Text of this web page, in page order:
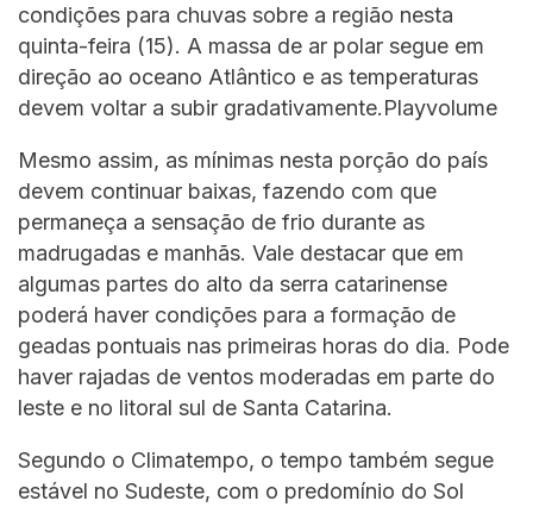
condições para chuvas sobre a região nesta
quinta-feira (15). A massa de ar polar segue em
direção ao oceano Atlântico e as temperaturas
devem voltar a subir gradativamente.Playvolume
Mesmo assim, as mínimas nesta porção do país
devem continuar baixas, fazendo com que
permaneça a sensação de frio durante as
madrugadas e manhãs. Vale destacar que em
algumas partes do alto da serra catarinense
poderá haver condições para a formação de
geadas pontuais nas primeiras horas do dia. Pode
haver rajadas de ventos moderadas em parte do
leste e no litoral sul de Santa Catarina.
Segundo o Climatempo, o tempo também segue
estável no Sudeste, com o predomínio do Sol